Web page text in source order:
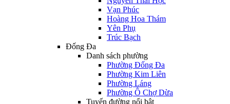
Vạn Phúc
Hoàng Hoa Thám
Yên Phụ
Trúc Bạch
Đống Đa
Danh sách phường
Phường Đống Đa
Phường Kim Liên
Phường Láng
Phường Ô Chợ Dừa
Tuyến đường nổi bật